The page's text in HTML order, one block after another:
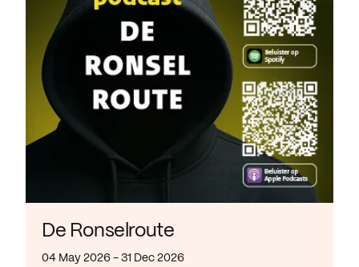
De Ronselroute
04 May 2026 - 31 Dec 2026